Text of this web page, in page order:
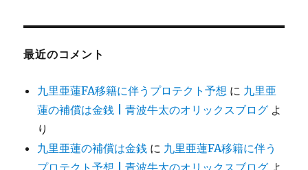
最近のコメント
九里亜蓮FA移籍に伴うプロテクト予想 に 九里亜
蓮の補償は金銭 | 青波牛太のオリックスブログ よ
り
九里亜蓮の補償は金銭 に 九里亜蓮FA移籍に伴う